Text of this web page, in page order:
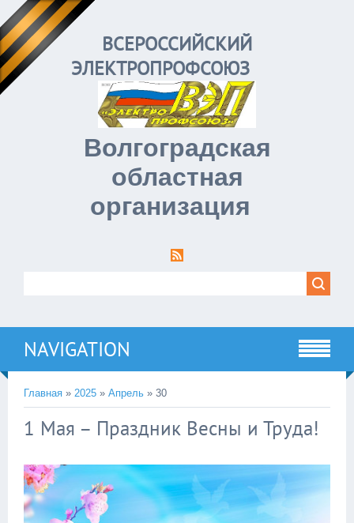
ВСЕРОССИЙСКИЙ
ЭЛЕКТРОПРОФСОЮЗ
Волгоградская
областная
организация
NAVIGATION
Главная » 2025 » Апрель » 30
1 Мая – Праздник Весны и Труда!